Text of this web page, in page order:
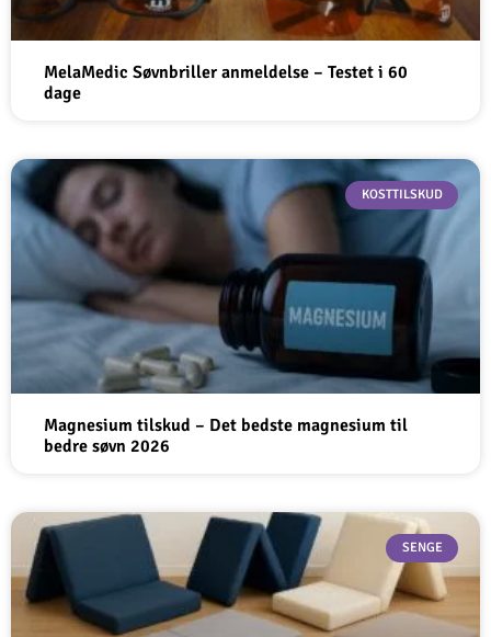
MelaMedic Søvnbriller anmeldelse – Testet i 60
dage
KOSTTILSKUD
Magnesium tilskud – Det bedste magnesium til
bedre søvn 2026
SENGE